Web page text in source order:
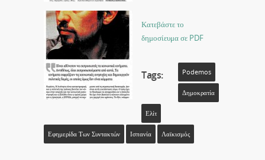
Κατεβάστε το
δημοσίευμα σε PDF
Tags: Podemos
Δημοκρατία
Ελίτ
Εφημερίδα Των Συντακτών Ισπανία Λαϊκισμός